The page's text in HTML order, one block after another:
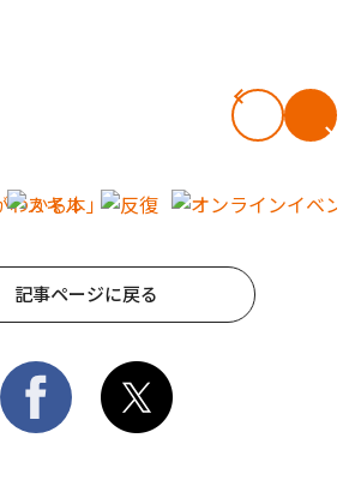
記事ページに戻る